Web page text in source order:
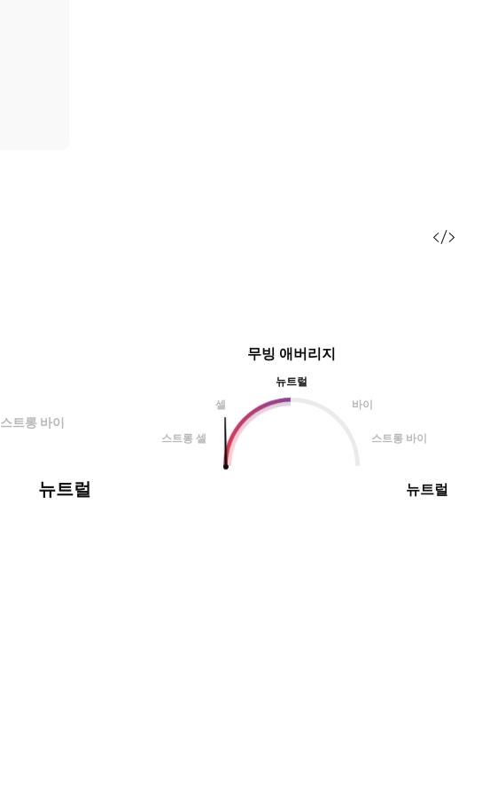
스트롱 바이
뉴트럴
무빙 애버리지
뉴트럴
셀
바이
스트롱 셀 스트롱 바이
뉴트럴